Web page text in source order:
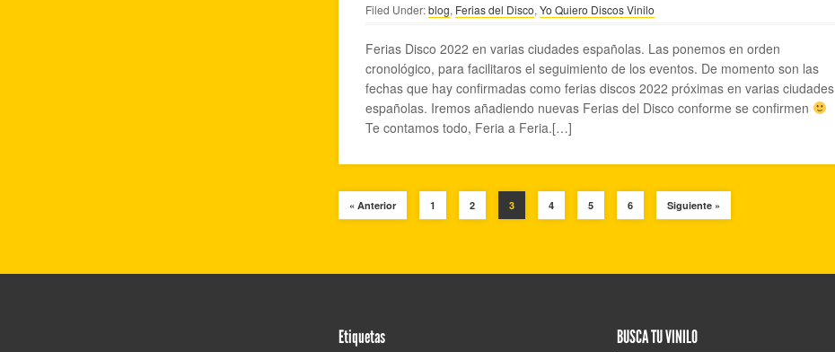
Filed Under:blog, Ferias del Disco, Yo Quiero Discos Vinilo
Ferias Disco 2022 en varias ciudades españolas. Las ponemos en orden
cronológico, para facilitaros el seguimiento de los eventos. De momento son las
fechas que hay confirmadas como ferias discos 2022 próximas en varias ciudades
españolas. Iremos añadiendo nuevas Ferias del Disco conforme se confirmen
Te contamos todo, Feria a Feria.[…]
« Anterior 1 2 3 4 5 6 Siguiente »
Etiquetas BUSCA TU VINILO